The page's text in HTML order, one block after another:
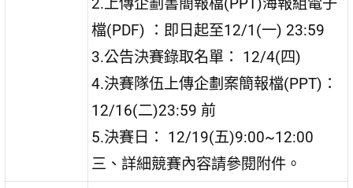
2.上傳企劃書簡報檔(PPT)海報組電子
檔(PDF) ：即日起至12/1(一) 23:59
3.公告決賽錄取名單： 12/4(四)
4.決賽隊伍上傳企劃案簡報檔(PPT)：
12/16(二)23:59 前
5.決賽日： 12/19(五)9:00~12:00
三、詳細競賽內容請參閱附件。